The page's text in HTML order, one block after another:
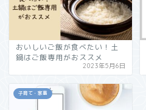
おいしいご飯が食べたい！土
鍋はご飯専用がおススメ
2023年5月6日
子育て・家事